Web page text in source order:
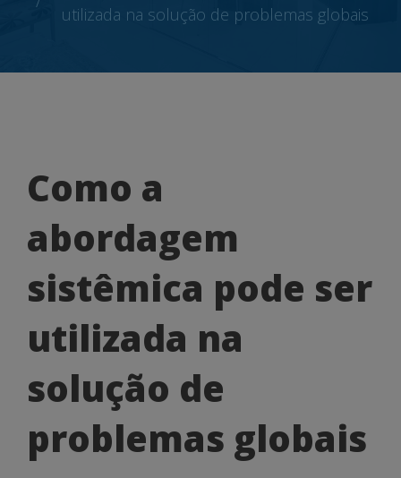
utilizada na solução de problemas globais
Como
a
abordagem
sistêmica
pode
ser
utilizada
solução
Como a
abordagem
sistêmica pode ser
utilizada na
solução de
problemas globais